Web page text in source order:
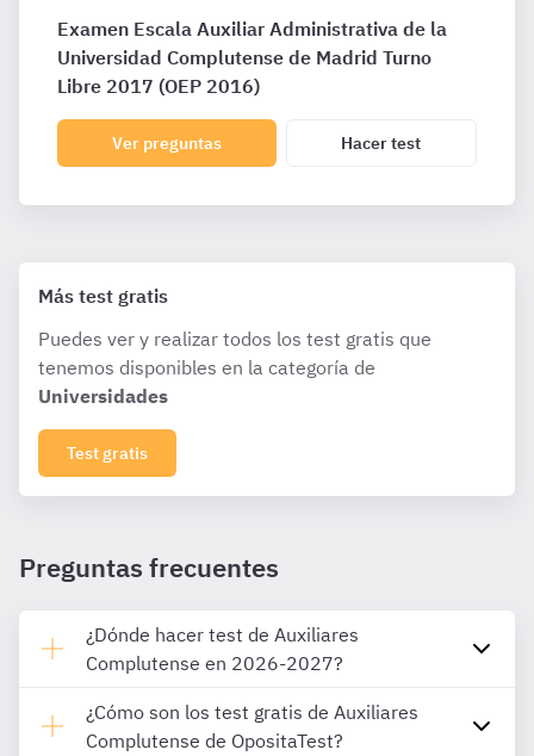
Examen Escala Auxiliar Administrativa de la
Universidad Complutense de Madrid Turno
Libre 2017 (OEP 2016)
Ver preguntas Hacer test
Más test gratis
Puedes ver y realizar todos los test gratis que
tenemos disponibles en la categoría de
Universidades
Test gratis
Preguntas frecuentes
¿Dónde hacer test de Auxiliares
Complutense en 2026-2027?
¿Cómo son los test gratis de Auxiliares
Complutense de OpositaTest?